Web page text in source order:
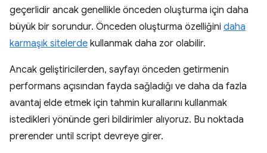
geçerlidir ancak genellikle önceden oluşturma için daha
büyük bir sorundur. Önceden oluşturma özelliğini daha
karmaşık sitelerde kullanmak daha zor olabilir.
Ancak geliştiricilerden, sayfayı önceden getirmenin
performans açısından fayda sağladığı ve daha da fazla
avantaj elde etmek için tahmin kurallarını kullanmak
istedikleri yönünde geri bildirimler alıyoruz. Bu noktada
prerender until script devreye girer.